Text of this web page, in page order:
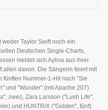
Taylor Swift noch ein
Deutschen Single-Charts,
meldet sich Ayliva aus ihrer
allen davon. Die Sängerin feiert mit
Nummer-1-Hit nach "Sie
und "Wunder" (mit Apache 207).
zwei), Zara Larsson ("Lush Life",
und HUNTR/X ("Golden", fünf)